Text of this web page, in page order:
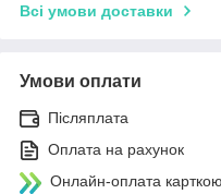
Всі умови доставки
Умови оплати
Післяплата
Оплата на рахунок
Онлайн-оплата